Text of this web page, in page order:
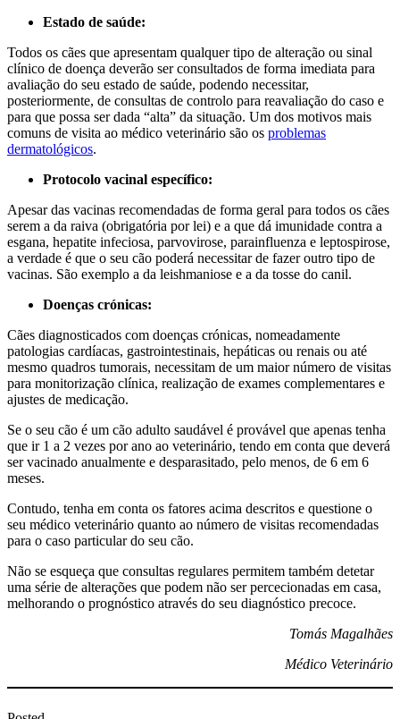
Estado de saúde:
Todos os cães que apresentam qualquer tipo de alteração ou sinal
clínico de doença deverão ser consultados de forma imediata para
avaliação do seu estado de saúde, podendo necessitar,
posteriormente, de consultas de controlo para reavaliação do caso e
para que possa ser dada “alta” da situação. Um dos motivos mais
comuns de visita ao médico veterinário são os problemas
dermatológicos.
Protocolo vacinal específico:
Apesar das vacinas recomendadas de forma geral para todos os cães
serem a da raiva (obrigatória por lei) e a que dá imunidade contra a
esgana, hepatite infeciosa, parvovirose, parainfluenza e leptospirose,
a verdade é que o seu cão poderá necessitar de fazer outro tipo de
vacinas. São exemplo a da leishmaniose e a da tosse do canil.
Doenças crónicas:
Cães diagnosticados com doenças crónicas, nomeadamente
patologias cardíacas, gastrointestinais, hepáticas ou renais ou até
mesmo quadros tumorais, necessitam de um maior número de visitas
para monitorização clínica, realização de exames complementares e
ajustes de medicação.
Se o seu cão é um cão adulto saudável é provável que apenas tenha
que ir 1 a 2 vezes por ano ao veterinário, tendo em conta que deverá
ser vacinado anualmente e desparasitado, pelo menos, de 6 em 6
meses.
Contudo, tenha em conta os fatores acima descritos e questione o
seu médico veterinário quanto ao número de visitas recomendadas
para o caso particular do seu cão.
Não se esqueça que consultas regulares permitem também detetar
uma série de alterações que podem não ser percecionadas em casa,
melhorando o prognóstico através do seu diagnóstico precoce.
Tomás Magalhães
Médico Veterinário